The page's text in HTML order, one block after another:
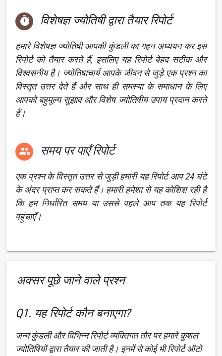
 विशेषज्ञ ज्योतिषी द्वारा तैयार रिपोर्ट
हमारे विशेषज्ञ ज्योतिषी आपकी कुंडली का गहन अध्ययन कर इस
रिपोर्ट को तैयार करते हैं, इसलिए यह रिपोर्ट बेहद सटीक और
विश्वसनीय है। ज्योतिषाचार्य आपके जीवन से जुड़े एक प्रश्न का
विस्तृत उत्तर देते हैं और साथ ही समस्या के समाधान के लिए
आपको बहुमूल्य सुझाव और विशेष ज्योतिषीय उपाय प्रदान करते
हैं।
 समय पर पाएँ रिपोर्ट
एक प्रश्न के विस्तृत उत्तर से जुड़ी हमारी यह रिपोर्ट आप 24 घंटे
के अंदर प्राप्त कर सकते हैं। हमारी हमेशा से यह कोशिश रही है
कि हम निर्धारित समय या उससे पहले आप तक यह रिपोर्ट
पहुंचाएँ।
अक्सर पूछे जाने वाले प्रश्न
Q1. यह रिपोर्ट कौन बनाएगा?
जन्म कुंडली और विभिन्न रिपोर्ट व्यक्तिगत तौर पर हमारे कुशल
ज्योतिषियों द्वारा तैयार की जाती है। इनमें से कोई भी रिपोर्ट ऑटो